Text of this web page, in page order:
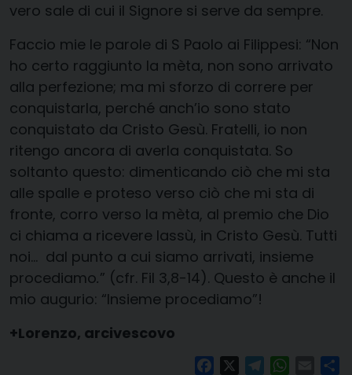
vero sale di cui il Signore si serve da sempre.
Faccio mie le parole di S Paolo ai Filippesi: “Non
ho certo raggiunto la mèta, non sono arrivato
alla perfezione; ma mi sforzo di correre per
conquistarla, perché anch’io sono stato
conquistato da Cristo Gesù. Fratelli, io non
ritengo ancora di averla conquistata. So
soltanto questo: dimenticando ciò che mi sta
alle spalle e proteso verso ciò che mi sta di
fronte, corro verso la mèta, al premio che Dio
ci chiama a ricevere lassù, in Cristo Gesù. Tutti
noi… dal punto a cui siamo arrivati, insieme
procediamo.” (cfr. Fil 3,8-14). Questo è anche il
mio augurio: “Insieme procediamo”!
+Lorenzo, arcivescovo
FacebookTelegram Email